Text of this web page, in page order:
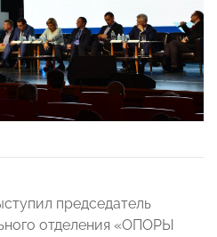
председатель
отделения «ОПОРЫ